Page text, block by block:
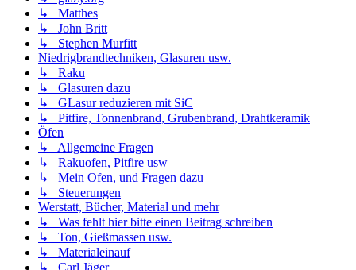
↳ Matthes
↳ John Britt
↳ Stephen Murfitt
Niedrigbrandtechniken, Glasuren usw.
↳ Raku
↳ Glasuren dazu
↳ GLasur reduzieren mit SiC
↳ Pitfire, Tonnenbrand, Grubenbrand, Drahtkeramik
Öfen
↳ Allgemeine Fragen
↳ Rakuofen, Pitfire usw
↳ Mein Ofen, und Fragen dazu
↳ Steuerungen
Werstatt, Bücher, Material und mehr
↳ Was fehlt hier bitte einen Beitrag schreiben
↳ Ton, Gießmassen usw.
↳ Materialeinauf
↳ Carl Jäger